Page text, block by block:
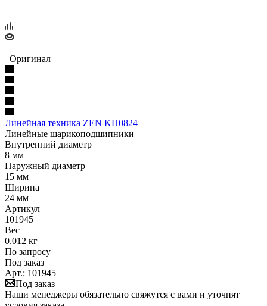
Оригинал
Линейная техника ZEN KH0824
Линейные шарикоподшипники
Внутренний диаметр
8 мм
Наружный диаметр
15 мм
Ширина
24 мм
Артикул
101945
Вес
0.012 кг
По запросу
Под заказ
Арт.: 101945
Под заказ
Наши менеджеры обязательно свяжутся с вами и уточнят